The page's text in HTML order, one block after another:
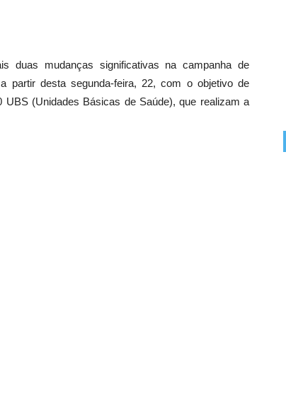
duas mudanças significativas na campanha de
partir desta segunda-feira, 22, com o objetivo de
(Unidades Básicas de Saúde), que realizam a